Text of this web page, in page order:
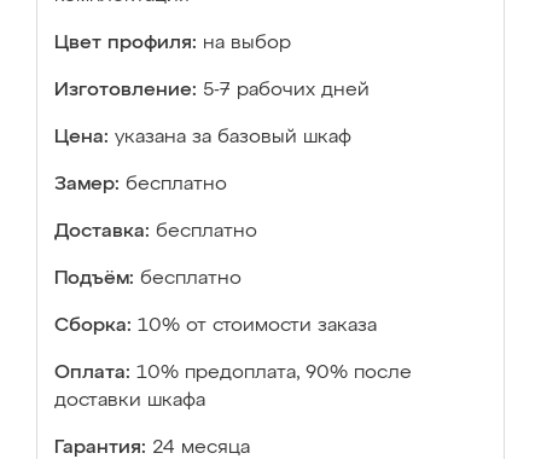
Цвет профиля: на выбор
Изготовление: 5-7 рабочих дней
Цена: указана за базовый шкаф
Замер: бесплатно
Доставка: бесплатно
Подъём: бесплатно
Сборка: 10% от стоимости заказа
Оплата: 10% предоплата, 90% после
доставки шкафа
Гарантия: 24 месяца